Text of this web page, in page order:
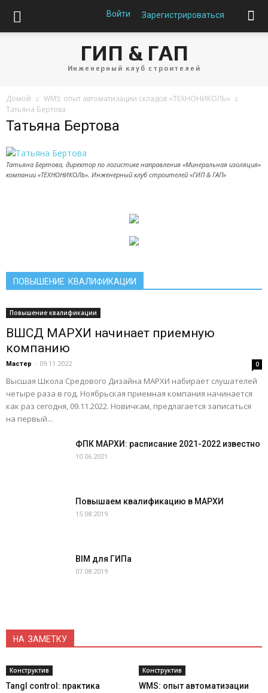
Войти Зарегистрироваться
ГИП & ГАП
Инженерный клуб строителей
Домой
WMS: опыт автоматизации складов «ТЕХНОНИКОЛЬ»
Татьяна Бертова
Татьяна Бертова
Татьяна Бертова, директор по логистике направления «Минеральная изоляция»
компании «ТЕХНОНИКОЛЬ». Инженерный клуб строителей «ГИП & ГАП»
ПОВЫШЕНИЕ КВАЛИФИКАЦИИ
Повышение квалификации
ВШСД МАРХИ начинает приемную
компанию
Мастер - 09.11.2022 0
Высшая Школа Средового Дизайна МАРХИ набирает слушателей
четыре раза в год. Ноябрьская приемная компания начинается
как раз сегодня, 09.11.2022. Новичкам, предлагается записаться
на первый...
ФПК МАРХИ: расписание 2021-2022 известно
10.06.2021
Повышаем квалификацию в МАРХИ
15.08.2019
BIM для ГИПа
07.08.2019
НА ЗАМЕТКУ
Конструктив
Tangl control: практика
Конструктив
WMS: опыт автоматизации